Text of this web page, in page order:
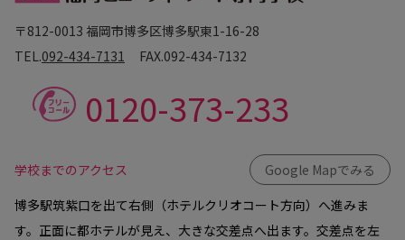
〒812-0013 福岡市博多区博多駅東1-16-28
TEL.092-434-7131 FAX.092-434-7132
0120-373-233
学校までのアクセス
Google Mapでみる
博多駅筑紫口を出て右側（ホテルクリオコート方向）へ進みま
す。正面に都ホテルが見え、大きな交差点へ出ます。交差点を左